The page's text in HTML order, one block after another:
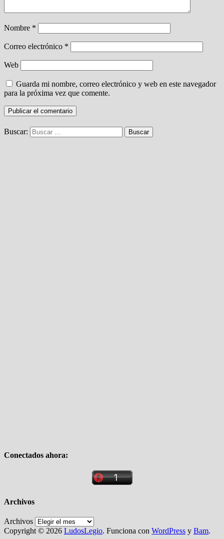
Nombre *
Correo electrónico *
Web
Guarda mi nombre, correo electrónico y web en este navegador
para la próxima vez que comente.
Buscar:
Conectados ahora:
Archivos
Archivos
Copyright © 2026 LudosLegio. Funciona con WordPress y Bam.